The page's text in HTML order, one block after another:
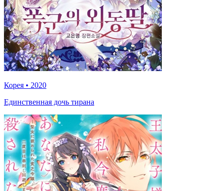
Корея • 2020
Единственная дочь тирана